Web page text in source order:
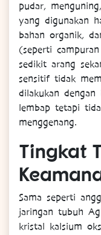
pudar,
yang digunakan
bahan organik,
(seperti
sedikit arang
sensitif tidak
dilakukan
lembap tetapi
menggenang.
Tingkat
Sama seperti
jaringan tubuh
kristal kalsium